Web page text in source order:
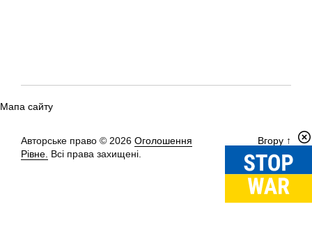
Мапа сайту
Авторське право © 2026 Оголошення
Рівне. Всі права захищені.
Вгору ↑